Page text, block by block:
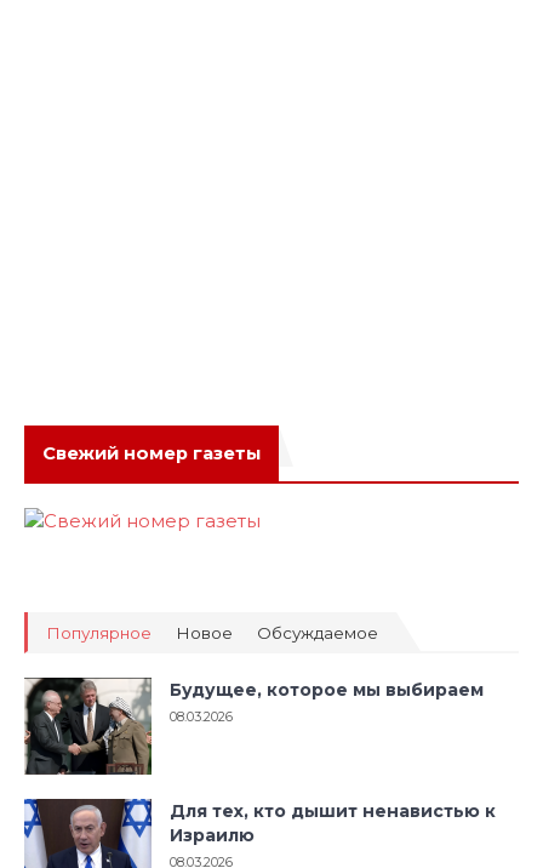
Свежий номер газеты
Популярное Новое Обсуждаемое
Будущее, которое мы выбираем
08.03.2026
Для тех, кто дышит ненавистью к
Израилю
08.03.2026